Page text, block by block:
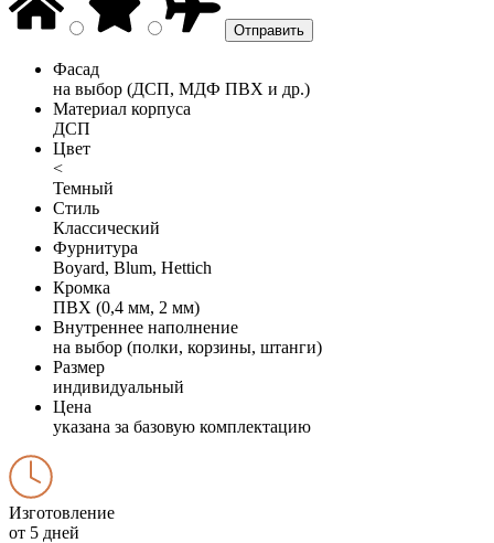
Фасад
на выбор (ДСП, МДФ ПВХ и др.)
Материал корпуса
ДСП
Цвет
<
Темный
Стиль
Классический
Фурнитура
Boyard, Blum, Hettich
Кромка
ПВХ (0,4 мм, 2 мм)
Внутреннее наполнение
на выбор (полки, корзины, штанги)
Размер
индивидуальный
Цена
указана за базовую комплектацию
Изготовление
от 5 дней